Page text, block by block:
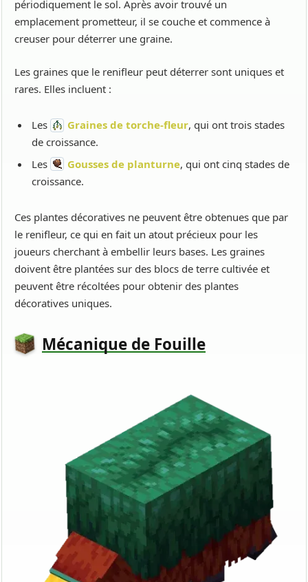
périodiquement le sol. Après avoir trouvé un
emplacement prometteur, il se couche et commence à
creuser pour déterrer une graine.
Les graines que le renifleur peut déterrer sont uniques et
rares. Elles incluent :
Les Graines de torche-fleur, qui ont trois stades
de croissance.
Les
Gousses de planturne, qui ont cinq stades de
croissance.
Ces plantes décoratives ne peuvent être obtenues que par
le renifleur, ce qui en fait un atout précieux pour les
joueurs cherchant à embellir leurs bases. Les graines
doivent être plantées sur des blocs de terre cultivée et
peuvent être récoltées pour obtenir des plantes
décoratives uniques.
Mécanique de Fouille